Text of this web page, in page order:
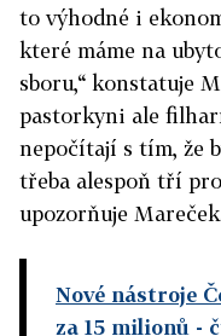
to výhodné i
které máme na
sboru,“ konstatuje
pastorkyni ale
nepočítají s tím, že
třeba alespoň tří
upozorňuje
Nové nástroje
za 15 milionů -